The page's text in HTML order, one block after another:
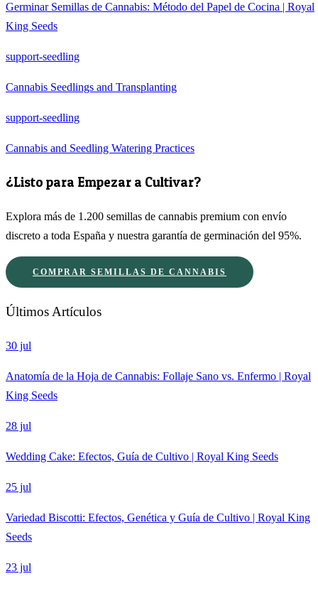
Germinar Semillas de Cannabis: Método del Papel de Cocina | Royal
King Seeds
support-seedling
Cannabis Seedlings and Transplanting
support-seedling
Cannabis and Seedling Watering Practices
¿Listo para Empezar a Cultivar?
Explora más de 1.200 semillas de cannabis premium con envío
discreto a toda España y nuestra garantía de germinación del 95%.
COMPRAR SEMILLAS DE CANNABIS
Últimos Artículos
30 jul
Anatomía de la Hoja de Cannabis: Follaje Sano vs. Enfermo | Royal
King Seeds
28 jul
Wedding Cake: Efectos, Guía de Cultivo | Royal King Seeds
25 jul
Variedad Biscotti: Efectos, Genética y Guía de Cultivo | Royal King
Seeds
23 jul